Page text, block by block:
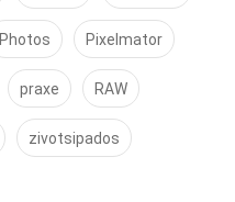
Photos Pixelmator
praxe RAW
zivotsipados